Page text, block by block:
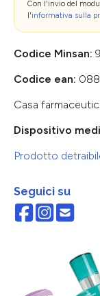
Con l'invio del
l'informativa sulla
Codice Minsan:
Codice ean:
Casa
Dispositivo
Prodotto
Seguici su